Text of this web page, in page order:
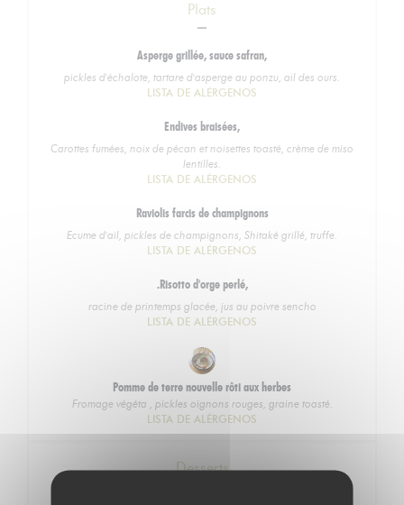
Plats
Asperge grillée, sauce safran,
pickles d'échalote, tartare d'asperge au ponzu, ail des ours.
LISTA DE ALÉRGENOS
Endives braisées,
Carottes fumées, noix de pécan et noisettes toasté, crème de miso
lentilles.
LISTA DE ALÉRGENOS
Raviolis farcis de champignons
Ecume d'ail, pickles de champignons, Shitaké grillé, truffe.
LISTA DE ALÉRGENOS
.Risotto d'orge perlé,
racine de printemps glacée, jus au poivre sencho
LISTA DE ALÉRGENOS
Pomme de terre nouvelle rôti aux herbes
Fromage végéta , pickles oignons rouges, graine toasté.
LISTA DE ALÉRGENOS
Desserts